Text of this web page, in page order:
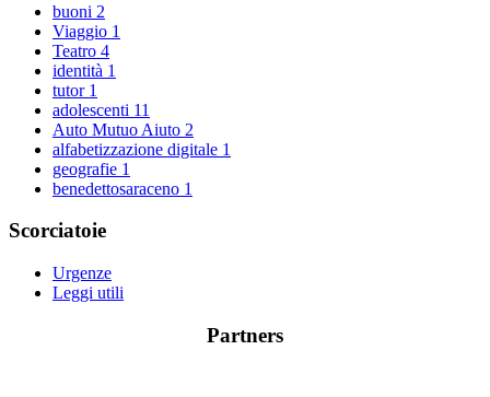
buoni 2
Viaggio 1
Teatro 4
identità 1
tutor 1
adolescenti 11
Auto Mutuo Aiuto 2
alfabetizzazione digitale 1
geografie 1
benedettosaraceno 1
Scorciatoie
Urgenze
Leggi utili
Partners